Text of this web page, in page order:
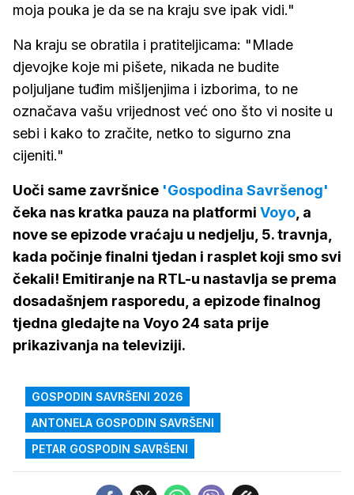
moja pouka je da se na kraju sve ipak vidi."
Na kraju se obratila i pratiteljicama: "Mlade
djevojke koje mi pišete, nikada ne budite
poljuljane tuđim mišljenjima i izborima, to ne
označava vašu vrijednost već ono što vi nosite u
sebi i kako to zračite, netko to sigurno zna
cijeniti."
Uoči same završnice 'Gospodina Savršenog'
čeka nas kratka pauza na platformi Voyo , a
nove se epizode vraćaju u nedjelju, 5. travnja,
kada počinje finalni tjedan i rasplet koji smo svi
čekali! Emitiranje na RTL-u nastavlja se prema
dosadašnjem rasporedu, a epizode finalnog
tjedna gledajte na Voyo 24 sata prije
prikazivanja na televiziji.
GOSPODIN SAVRŠENI 2026
ANTONELA GOSPODIN SAVRŠENI
PETAR GOSPODIN SAVRŠENI